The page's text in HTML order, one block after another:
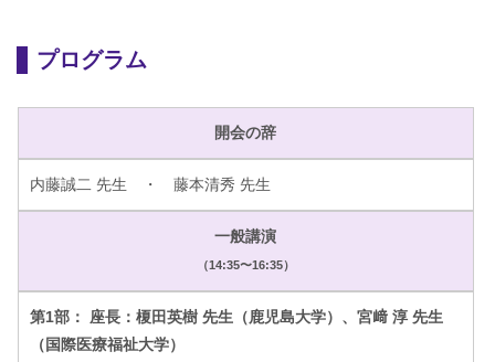
プログラム
開会の辞
内藤誠二 先生 ・ 藤本清秀 先生
一般講演
（14:35〜16:35）
第1部： 座長：榎田英樹 先生（鹿児島大学）、宮﨑 淳 先生
（国際医療福祉大学）